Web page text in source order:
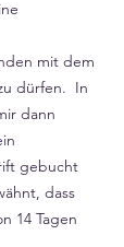
mit dem
dürfen.  In
dann
gebucht
dass
14 Tagen